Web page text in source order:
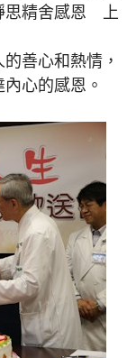
思精舍感恩 上
善心和熱情，
心的感恩。